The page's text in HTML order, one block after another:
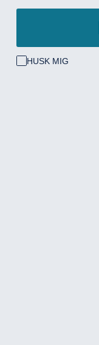
HUSK MIG